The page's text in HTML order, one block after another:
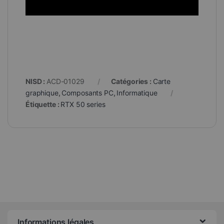
NISD : ACD-01029 Catégories : Carte
graphique, Composants PC, Informatique
Étiquette : RTX 50 series
Informations légales